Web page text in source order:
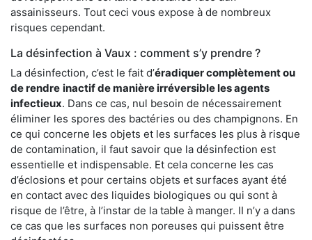
assainisseurs. Tout ceci vous expose à de nombreux
risques cependant.
La désinfection à Vaux : comment s’y prendre ?
La désinfection, c’est le fait d’éradiquer complètement ou
de rendre inactif de manière irréversible les agents
infectieux. Dans ce cas, nul besoin de nécessairement
éliminer les spores des bactéries ou des champignons. En
ce qui concerne les objets et les surfaces les plus à risque
de contamination, il faut savoir que la désinfection est
essentielle et indispensable. Et cela concerne les cas
d’éclosions et pour certains objets et surfaces ayant été
en contact avec des liquides biologiques ou qui sont à
risque de l’être, à l’instar de la table à manger. II n’y a dans
ce cas que les surfaces non poreuses qui puissent être